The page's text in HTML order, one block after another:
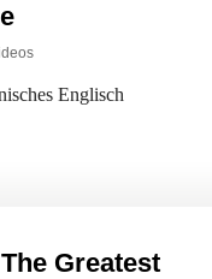
Englisch
Greatest